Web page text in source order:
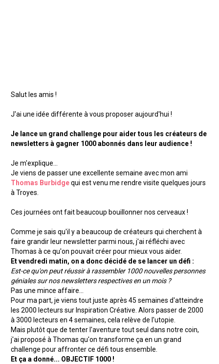
Salut les amis !
J'ai une idée différente à vous proposer aujourd'hui !
Je lance un grand challenge pour aider tous les créateurs de
newsletters à gagner 1000 abonnés dans leur audience !
Je m'explique...
Je viens de passer une excellente semaine avec mon ami
Thomas Burbidgequi est venu me rendre visite quelques jours
à Troyes.
Ces journées ont fait beaucoup bouillonner nos cerveaux !
Comme je sais qu'il y a beaucoup de créateurs qui cherchent à
faire grandir leur newsletter parmi nous, j'ai réfléchi avec
Thomas à ce qu'on pouvait créer pour mieux vous aider.
Et vendredi matin, on a donc décidé de se lancer un défi :
Est-ce qu'on peut réussir à rassembler 1000 nouvelles personnes
géniales sur nos newsletters respectives en un mois ?
Pas une mince affaire...
Pour ma part, je viens tout juste après 45 semaines d'atteindre
les 2000 lecteurs sur Inspiration Créative. Alors passer de 2000
à 3000 lecteurs en 4 semaines, cela relève de l'utopie.
Mais plutôt que de tenter l'aventure tout seul dans notre coin,
j'ai proposé à Thomas qu'on transforme ça en un grand
challenge pour affronter ce défi tous ensemble.
Et ça a donné... OBJECTIF 1000 !